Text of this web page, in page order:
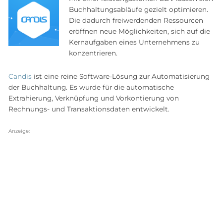
Buchhaltungsabläufe gezielt optimieren.
Die dadurch freiwerdenden Ressourcen
eröffnen neue Möglichkeiten, sich auf die
Kernaufgaben eines Unternehmens zu
konzentrieren.
Candis ist eine reine Software-Lösung zur Automatisierung
der Buchhaltung. Es wurde für die automatische
Extrahierung, Verknüpfung und Vorkontierung von
Rechnungs- und Transaktionsdaten entwickelt.
Anzeige: